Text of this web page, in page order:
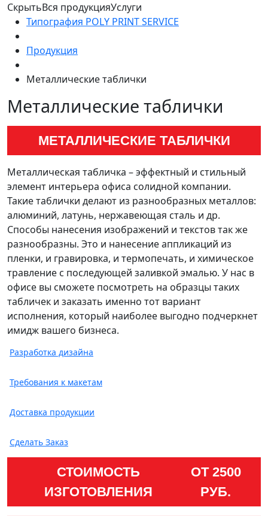
СкрытьВся продукцияУслуги
Типография POLY PRINT SERVICE
Продукция
Металлические таблички
Металлические таблички
МЕТАЛЛИЧЕСКИЕ ТАБЛИЧКИ
Металлическая табличка – эффектный и стильный
элемент интерьера офиса солидной компании.
Такие таблички делают из разнообразных металлов:
алюминий, латунь, нержавеющая сталь и др.
Способы нанесения изображений и текстов так же
разнообразны. Это и нанесение аппликаций из
пленки, и гравировка, и термопечать, и химическое
травление с последующей заливкой эмалью. У нас в
офисе вы сможете посмотреть на образцы таких
табличек и заказать именно тот вариант
исполнения, который наиболее выгодно подчеркнет
имидж вашего бизнеса.
Разработка дизайна
Требования к макетам
Доставка продукции
Сделать Заказ
СТОИМОСТЬ
ИЗГОТОВЛЕНИЯ
ОТ 2500
РУБ.